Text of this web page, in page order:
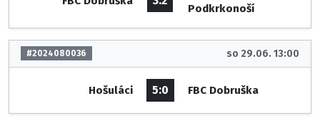
Podkrkonoší
#2024080036 so 29.06. 13:00
Hošuláci 5:0 FBC Dobruška